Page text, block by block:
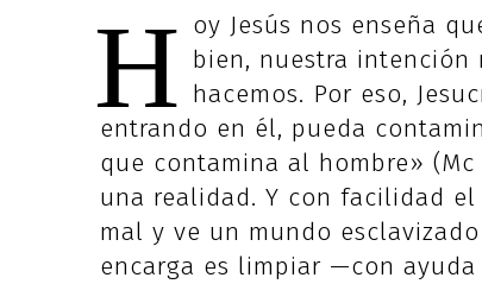
H oy Jesús nos enseña
bien, nuestra
hacemos. Por eso,
entrando en él, pueda
que contamina al hombre»
una realidad. Y con facilidad
mal y ve un mundo
encarga es limpiar —con